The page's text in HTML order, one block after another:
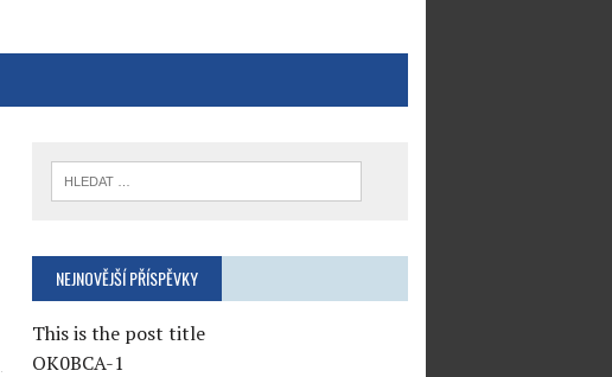
NEJNOVĚJŠÍ PŘÍSPĚVKY
This is the post title
OK0BCA-1